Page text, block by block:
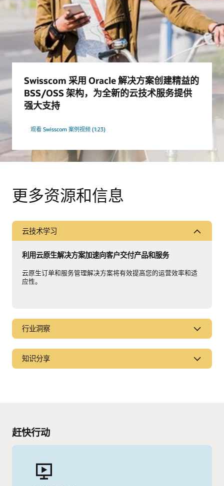
Swisscom 采用 Oracle 解决方案创建精益的
BSS/OSS 架构，为全新的云技术服务提供
强大支持
观看 Swisscom 案例视频 (1:23)
更多资源和信息
云技术学习
利用云原生解决方案加速向客户交付产品和服务
云原生订单和服务管理解决方案将有效提高您的运营效率和适
应性。
行业洞察
优化后台运营，提高敏捷性、成本效率和控制力
了解解决方案合作伙伴选择注意事项，构建一个开放、敏捷的
更多资产
Omdia 网络研讨会：通过网络切片管理来编排引入入胜的
5G 用例
知识分享
视频：编排 5G 服务和网络，构建沉浸式 VR 服务 (7:17)
赶快行动